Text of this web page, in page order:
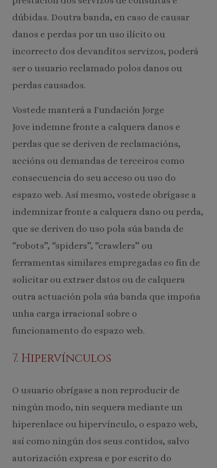
dúbidas. Doutra banda, en caso de causar
danos e perdas por un uso ilícito ou
incorrecto dos devanditos servizos, poderá
ser o usuario reclamado polos danos ou
perdas causados.
Vostede manterá a Fundación Jorge
Jove indemne fronte a calquera danos e
perdas que se deriven de reclamacións,
accións ou demandas de terceiros como
consecuencia do seu acceso ou uso do
espazo web. Así mesmo, vostede obrígase a
indemnizar fronte a calquera dano ou perda,
que se deriven do uso pola súa banda de
“robots”, “spiders”, “crawlers” ou
ferramentas similares empregadas co fin de
solicitar ou extraer datos ou de calquera
outra actuación pola súa banda que impoña
unha carga irracional sobre o
funcionamento do espazo web.
7. Hipervínculos
O usuario obrígase a non reproducir de
ningún modo, nin sequera mediante un
hiperenlace ou hipervínculo, o espazo web,
así como ningún dos seus contidos, salvo
autorización expresa e por escrito do